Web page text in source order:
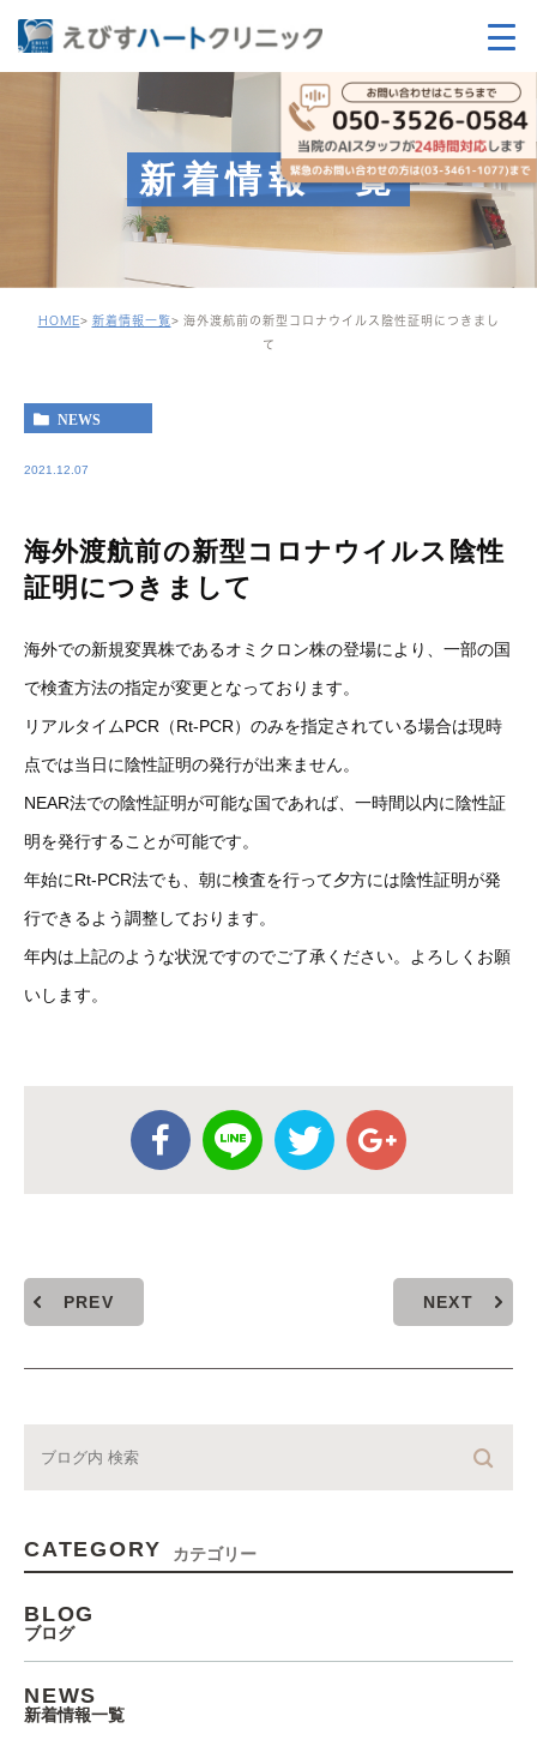
新着情報一覧
HOME 新着情報一覧
海外渡航前の新型コロナウイルス陰性証明につきまし
て
NEWS
2021.12.07
海外渡航前の新型コロナウイルス陰性
証明につきまして
海外での新規変異株であるオミクロン株の登場により、一部の国
で検査方法の指定が変更となっております。
リアルタイムPCR（Rt-PCR）のみを指定されている場合は現時
点では当日に陰性証明の発行が出来ません。
NEAR法での陰性証明が可能な国であれば、一時間以内に陰性証
明を発行することが可能です。
年始にRt-PCR法でも、朝に検査を行って夕方には陰性証明が発
行できるよう調整しております。
年内は上記のような状況ですのでご了承ください。よろしくお願
いします。
PREV NEXT
CATEGORY カテゴリー
BLOG
ブログ
NEWS
新着情報一覧